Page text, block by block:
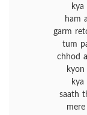
kya
ham
garm
tum
chhod
kyon
kya
saath